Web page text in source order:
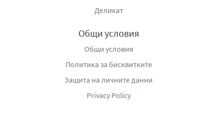
Деликат
Общи условия
Общи условия
Политика за бисквитките
Защита на личните данни
Privacy Policy